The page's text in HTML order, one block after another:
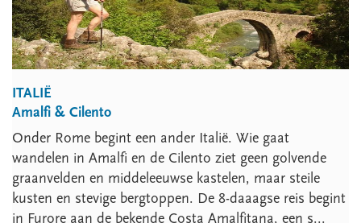
ITALIË
Amalfi & Cilento
Onder Rome begint een ander Italië. Wie gaat
wandelen in Amalfi en de Cilento ziet geen golvende
graanvelden en middeleeuwse kastelen, maar steile
kusten en stevige bergtoppen. De 8-daaagse reis begint
in Furore aan de bekende Costa Amalfitana, een s...